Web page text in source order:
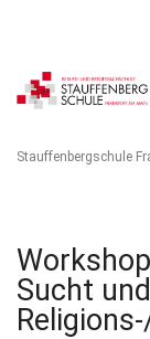
Schulportal
Stauffenbergschule
Sucht